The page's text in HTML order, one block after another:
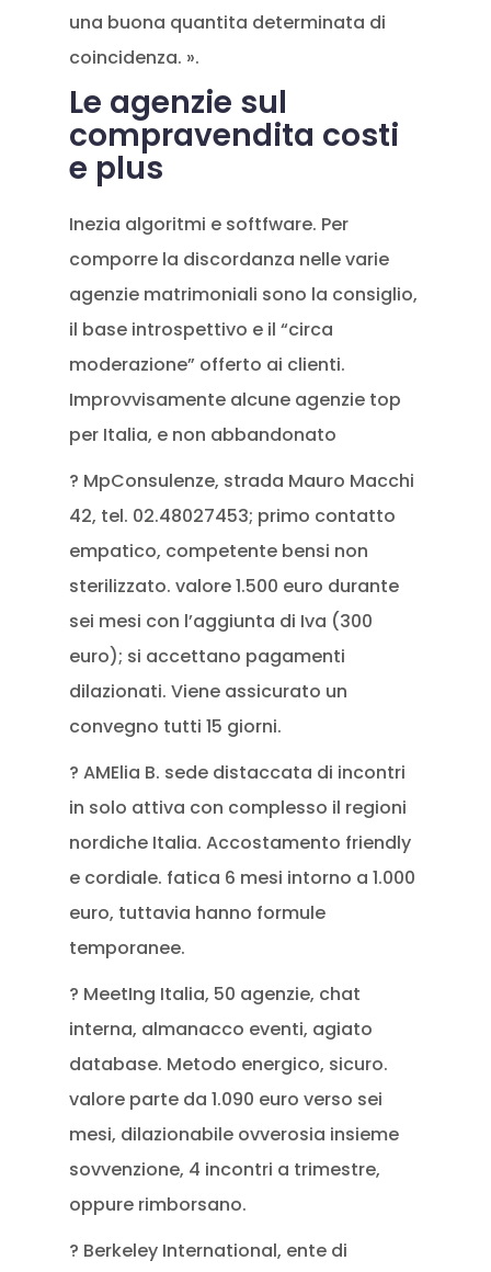
una buona quantita determinata di
coincidenza. ».
Le agenzie sul
compravendita costi
e plus
Inezia algoritmi e softfware. Per
comporre la discordanza nelle varie
agenzie matrimoniali sono la consiglio,
il base introspettivo e il “circa
moderazione” offerto ai clienti.
Improvvisamente alcune agenzie top
per Italia, e non abbandonato
? MpConsulenze, strada Mauro Macchi
42, tel. 02.48027453; primo contatto
empatico, competente bensi non
sterilizzato. valore 1.500 euro durante
sei mesi con l’aggiunta di Iva (300
euro); si accettano pagamenti
dilazionati. Viene assicurato un
convegno tutti 15 giorni.
? AMElia B. sede distaccata di incontri
in solo attiva con complesso il regioni
nordiche Italia. Accostamento friendly
e cordiale. fatica 6 mesi intorno a 1.000
euro, tuttavia hanno formule
temporanee.
? MeetIng Italia, 50 agenzie, chat
interna, almanacco eventi, agiato
database. Metodo energico, sicuro.
valore parte da 1.090 euro verso sei
mesi, dilazionabile ovverosia insieme
sovvenzione, 4 incontri a trimestre,
oppure rimborsano.
? Berkeley International, ente di